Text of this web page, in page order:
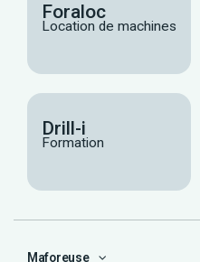
Foraloc
Location de machines
Drill-i
Formation
Maforeuse